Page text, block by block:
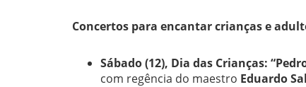
Concertos para encantar crianças e
Sábado (12), Dia das Crianças:
com regência do maestro Eduardo